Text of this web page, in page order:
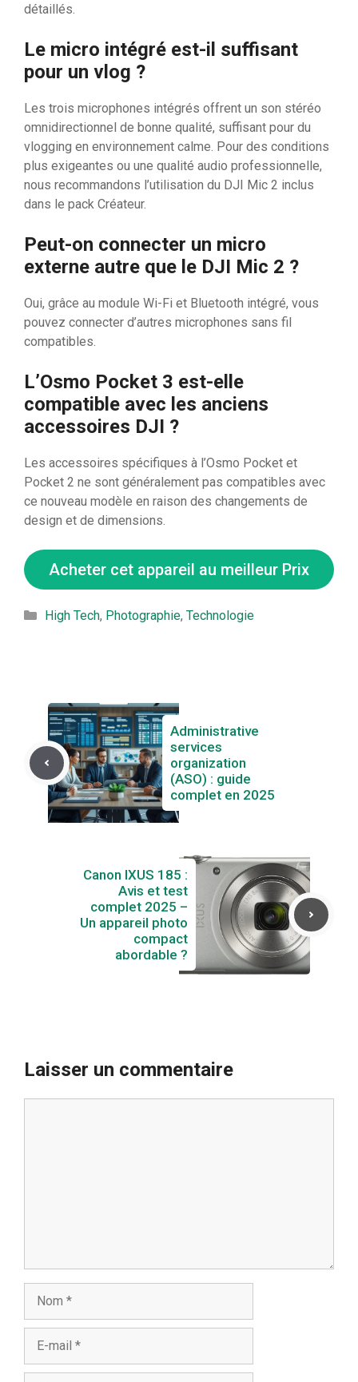
détaillés.
Le micro intégré est-il suffisant
pour un vlog ?
Les trois microphones intégrés offrent un son stéréo
omnidirectionnel de bonne qualité, suffisant pour du
vlogging en environnement calme. Pour des conditions
plus exigeantes ou une qualité audio professionnelle,
nous recommandons l’utilisation du DJI Mic 2 inclus
dans le pack Créateur.
Peut-on connecter un micro
externe autre que le DJI Mic 2 ?
Oui, grâce au module Wi-Fi et Bluetooth intégré, vous
pouvez connecter d’autres microphones sans fil
compatibles.
L’Osmo Pocket 3 est-elle
compatible avec les anciens
accessoires DJI ?
Les accessoires spécifiques à l’Osmo Pocket et
Pocket 2 ne sont généralement pas compatibles avec
ce nouveau modèle en raison des changements de
design et de dimensions.
Acheter cet appareil au meilleur Prix
Catégories
High Tech, Photographie, Technologie
Administrative
services
organization
(ASO) : guide
complet en 2025
Canon IXUS 185 :
Avis et test
complet 2025 –
Un appareil photo
compact
abordable ?
Laisser un commentaire
mail